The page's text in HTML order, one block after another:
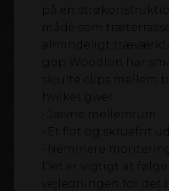
på en
måde som
almindeligt
gop Woodlon har
skjulte clips mellem
hvilket giver:
• Jævne mellemrum
• Et flot og skruefrit
• Nemmere
Det er vigtigt at
vejledningen for det